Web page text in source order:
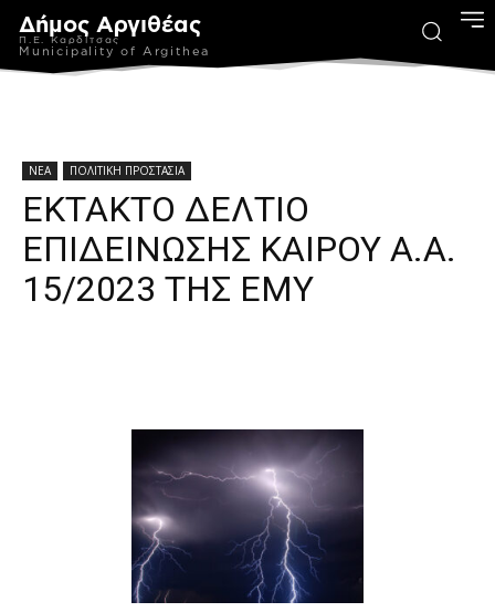
Δήμος Αργιθέας
Π.Ε. Καρδίτσας
Municipality of Argithea
ΝΕΑ ΠΟΛΙΤΙΚΗ ΠΡΟΣΤΑΣΙΑ
ΕΚΤΑΚΤΟ ΔΕΛΤΙΟ
ΕΠΙΔΕΙΝΩΣΗΣ ΚΑΙΡΟΥ Α.Α.
15/2023 ΤΗΣ ΕΜΥ